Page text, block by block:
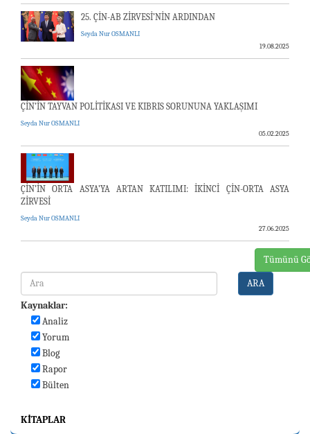
25. ÇİN-AB ZİRVESİ’NİN ARDINDAN
Seyda Nur OSMANLI
19.08.2025
ÇİN’İN TAYVAN POLİTİKASI VE KIBRIS SORUNUNA YAKLAŞIMI
Seyda Nur OSMANLI
05.02.2025
ÇİN’İN ORTA ASYA’YA ARTAN KATILIMI: İKİNCİ ÇİN-ORTA ASYA
ZİRVESİ
Seyda Nur OSMANLI
27.06.2025
Tümünü
ARA
Kaynaklar:
Analiz
Yorum
Blog
Rapor
Bülten
KITAPLAR